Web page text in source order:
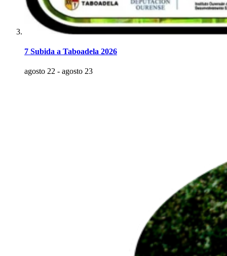
7 Subida a Taboadela 2026
agosto 22 - agosto 23